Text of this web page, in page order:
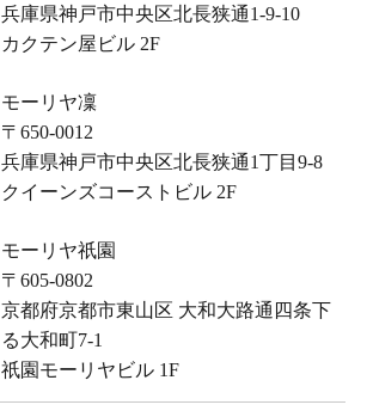
兵庫県神戸市中央区北長狭通1-9-10
カクテン屋ビル 2F
モーリヤ凜
〒650-0012
兵庫県神戸市中央区北長狭通1丁目9-8
クイーンズコーストビル 2F
モーリヤ祇園
〒605-0802
京都府京都市東山区 大和大路通四条下
る大和町7-1
祇園モーリヤビル 1F